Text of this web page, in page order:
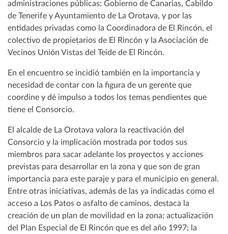
administraciones públicas: Gobierno de Canarias, Cabildo
de Tenerife y Ayuntamiento de La Orotava, y por las
entidades privadas como la Coordinadora de El Rincón, el
colectivo de propietarios de El Rincón y la Asociación de
Vecinos Unión Vistas del Teide de El Rincón.
En el encuentro se incidió también en la importancia y
necesidad de contar con la figura de un gerente que
coordine y dé impulso a todos los temas pendientes que
tiene el Consorcio.
El alcalde de La Orotava valora la reactivación del
Consorcio y la implicación mostrada por todos sus
miembros para sacar adelante los proyectos y acciones
previstas para desarrollar en la zona y que son de gran
importancia para este paraje y para el municipio en general.
Entre otras iniciativas, además de las ya indicadas como el
acceso a Los Patos o asfalto de caminos, destaca la
creación de un plan de movilidad en la zona; actualización
del Plan Especial de El Rincón que es del año 1997; la